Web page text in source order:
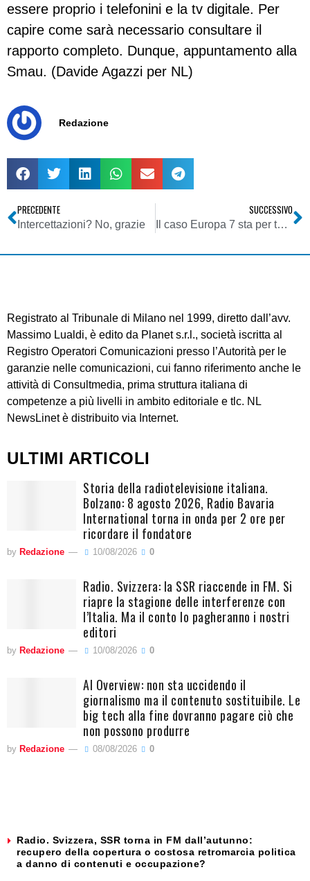
essere proprio i telefonini e la tv digitale. Per
capire come sarà necessario consultare il
rapporto completo. Dunque, appuntamento alla
Smau. (Davide Agazzi per NL)
Redazione
PRECEDENTE
Intercettazioni? No, grazie
SUCCESSIVO
Il caso Europa 7 sta per tornare alla luce
Registrato al Tribunale di Milano nel 1999, diretto dall’avv.
Massimo Lualdi, è edito da Planet s.r.l., società iscritta al
Registro Operatori Comunicazioni presso l’Autorità per le
garanzie nelle comunicazioni, cui fanno riferimento anche le
attività di Consultmedia, prima struttura italiana di
competenze a più livelli in ambito editoriale e tlc. NL
NewsLinet è distribuito via Internet.
ULTIMI ARTICOLI
Storia della radiotelevisione italiana.
Bolzano: 8 agosto 2026, Radio Bavaria
International torna in onda per 2 ore per
ricordare il fondatore
by Redazione 10/08/2026 0
Radio. Svizzera: la SSR riaccende in FM. Si
riapre la stagione delle interferenze con
l’Italia. Ma il conto lo pagheranno i nostri
editori
by Redazione 10/08/2026 0
AI Overview: non sta uccidendo il
giornalismo ma il contenuto sostituibile. Le
big tech alla fine dovranno pagare ciò che
non possono produrre
by Redazione 08/08/2026 0
Radio. Svizzera, SSR torna in FM dall’autunno:
recupero della copertura o costosa retromarcia politica
a danno di contenuti e occupazione?